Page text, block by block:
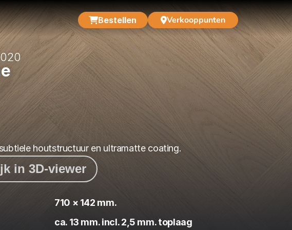
Bestellen Verkooppunten
houtstructuur en ultramatte coating.
in 3D-viewer
710 × 142 mm.
ca. 13 mm. incl. 2,5 mm. toplaag